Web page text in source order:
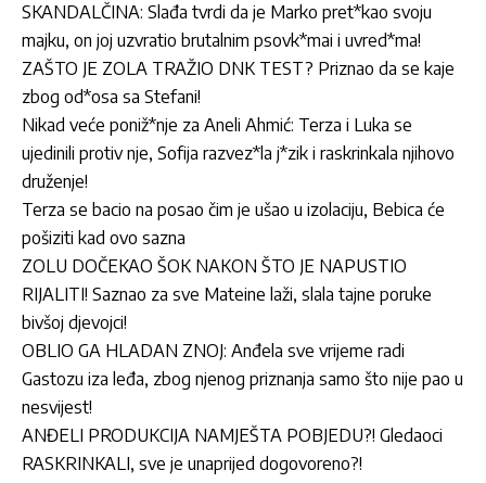
SKANDALČINA: Slađa tvrdi da je Marko pret*kao svoju
majku, on joj uzvratio brutalnim psovk*mai i uvred*ma!
ZAŠTO JE ZOLA TRAŽIO DNK TEST? Priznao da se kaje
zbog od*osa sa Stefani!
Nikad veće poniž*nje za Aneli Ahmić: Terza i Luka se
ujedinili protiv nje, Sofija razvez*la j*zik i raskrinkala njihovo
druženje!
Terza se bacio na posao čim je ušao u izolaciju, Bebica će
pošiziti kad ovo sazna
ZOLU DOČEKAO ŠOK NAKON ŠTO JE NAPUSTIO
RIJALITI! Saznao za sve Mateine laži, slala tajne poruke
bivšoj djevojci!
OBLIO GA HLADAN ZNOJ: Anđela sve vrijeme radi
Gastozu iza leđa, zbog njenog priznanja samo što nije pao u
nesvijest!
ANĐELI PRODUKCIJA NAMJEŠTA POBJEDU?! Gledaoci
RASKRINKALI, sve je unaprijed dogovoreno?!